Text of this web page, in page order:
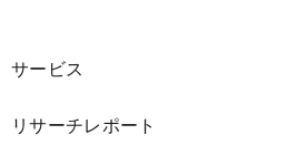
サービス
リサーチレポート